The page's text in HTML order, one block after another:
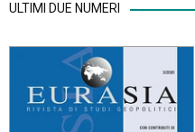
ULTIMI DUE NUMERI